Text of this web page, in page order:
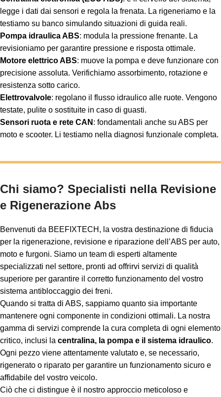
legge i dati dai sensori e regola la frenata. La rigeneriamo e la
testiamo su banco simulando situazioni di guida reali.
Pompa idraulica ABS: modula la pressione frenante. La
revisioniamo per garantire pressione e risposta ottimale.
Motore elettrico ABS: muove la pompa e deve funzionare con
precisione assoluta. Verifichiamo assorbimento, rotazione e
resistenza sotto carico.
Elettrovalvole: regolano il flusso idraulico alle ruote. Vengono
testate, pulite o sostituite in caso di guasti.
Sensori ruota e rete CAN : fondamentali anche su ABS per
moto e scooter. Li testiamo nella diagnosi funzionale completa.
Chi siamo? Specialisti nella Revisione
e Rigenerazione Abs
Benvenuti da BEEFIXTECH, la vostra destinazione di fiducia
per la rigenerazione, revisione e riparazione dell’ABS per auto,
moto e furgoni. Siamo un team di esperti altamente
specializzati nel settore, pronti ad offrirvi servizi di qualità
superiore per garantire il corretto funzionamento del vostro
sistema antibloccaggio dei freni.
Quando si tratta di ABS, sappiamo quanto sia importante
mantenere ogni componente in condizioni ottimali. La nostra
gamma di servizi comprende la cura completa di ogni elemento
critico, inclusi la centralina, la pompa e il sistema idraulico.
Ogni pezzo viene attentamente valutato e, se necessario,
rigenerato o riparato per garantire un funzionamento sicuro e
affidabile del vostro veicolo.
Ciò che ci distingue è il nostro approccio meticoloso e